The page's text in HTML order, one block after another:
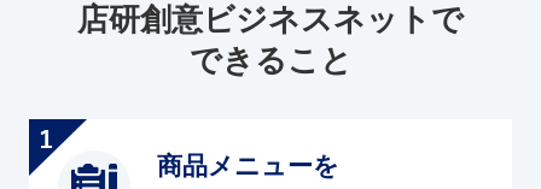
店研創意ビジネスネットで
できること
商品メニューを